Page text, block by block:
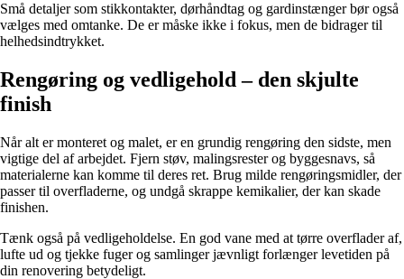
Små detaljer som stikkontakter, dørhåndtag og gardinstænger bør også
vælges med omtanke. De er måske ikke i fokus, men de bidrager til
helhedsindtrykket.
Rengøring og vedligehold – den skjulte
finish
Når alt er monteret og malet, er en grundig rengøring den sidste, men
vigtige del af arbejdet. Fjern støv, malingsrester og byggesnavs, så
materialerne kan komme til deres ret. Brug milde rengøringsmidler, der
passer til overfladerne, og undgå skrappe kemikalier, der kan skade
finishen.
Tænk også på vedligeholdelse. En god vane med at tørre overflader af,
lufte ud og tjekke fuger og samlinger jævnligt forlænger levetiden på
din renovering betydeligt.